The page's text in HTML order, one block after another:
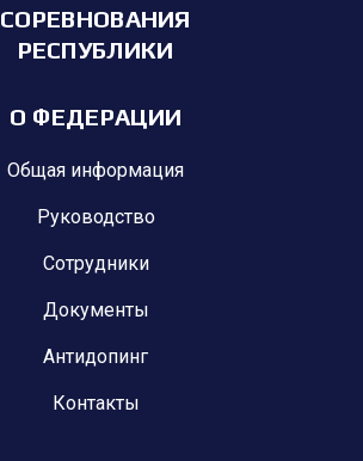
СОРЕВНОВАНИЯ
РЕСПУБЛИКИ
О ФЕДЕРАЦИИ
Общая информация
Руководство
Сотрудники
Документы
Антидопинг
Контакты